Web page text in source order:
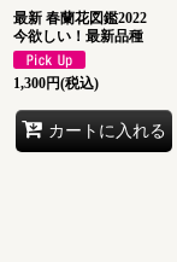
最新 春蘭花図鑑2022
今欲しい！最新品種
1,300円(税込)
カートに入れる